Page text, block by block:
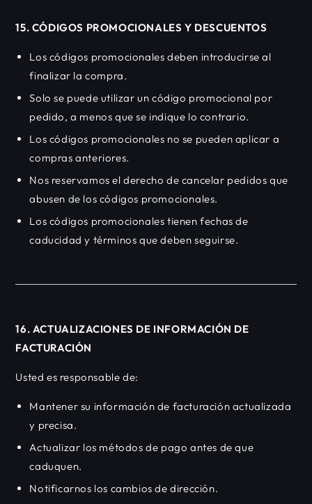
15. CÓDIGOS PROMOCIONALES Y DESCUENTOS
Los códigos promocionales deben introducirse al
finalizar la compra.
Solo se puede utilizar un código promocional por
pedido, a menos que se indique lo contrario.
Los códigos promocionales no se pueden aplicar a
compras anteriores.
Nos reservamos el derecho de cancelar pedidos que
abusen de los códigos promocionales.
Los códigos promocionales tienen fechas de
caducidad y términos que deben seguirse.
16. ACTUALIZACIONES DE INFORMACIÓN DE
FACTURACIÓN
Usted es responsable de:
Mantener su información de facturación actualizada
y precisa.
Actualizar los métodos de pago antes de que
caduquen.
Notificarnos los cambios de dirección.